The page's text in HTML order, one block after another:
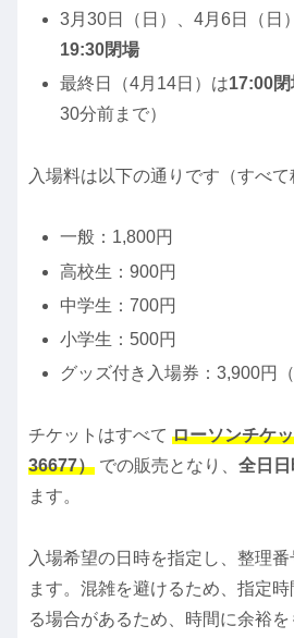
3月30日（日）、4月6日（日
19:30閉場
最終日（4月14日）は17:00閉
30分前まで）
入場料は以下の通りです（すべて
一般：1,800円
高校生：900円
中学生：700円
小学生：500円
グッズ付き入場券：3,900円（
チケットはすべて ローソンチケ
36677） での販売となり、 全日日
ます。
入場希望の日時を指定し、整理
ます。混雑を避けるため、指定
る場合があるため、時間に余裕